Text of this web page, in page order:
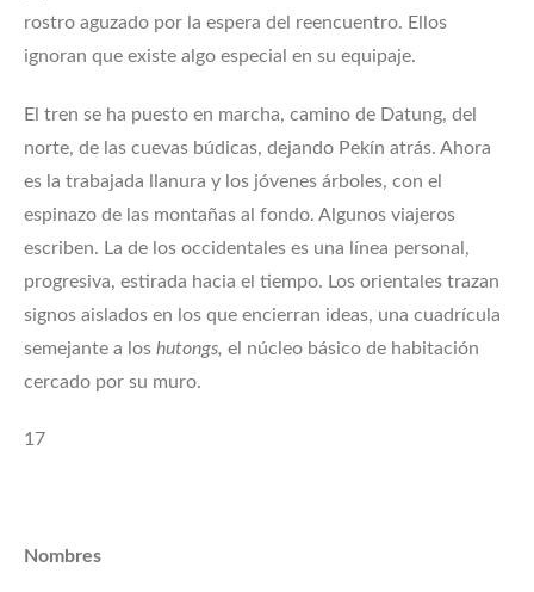
rostro aguzado por la espera del reencuentro. Ellos
ignoran que existe algo especial en su equipaje.
El tren se ha puesto en marcha, camino de Datung, del
norte, de las cuevas búdicas, dejando Pekín atrás. Ahora
es la trabajada llanura y los jóvenes árboles, con el
espinazo de las montañas al fondo. Algunos viajeros
escriben. La de los occidentales es una línea personal,
progresiva, estirada hacia el tiempo. Los orientales trazan
signos aislados en los que encierran ideas, una cuadrícula
semejante a los hutongs, el núcleo básico de habitación
cercado por su muro.
17
Nombres